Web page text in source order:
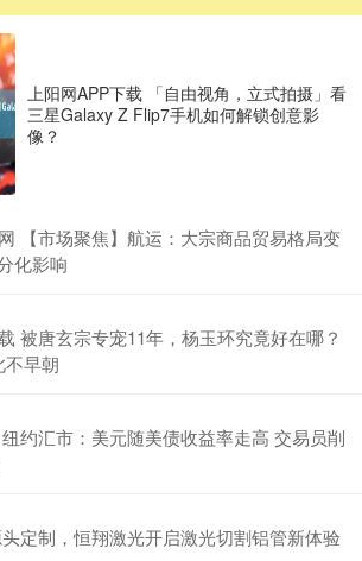
上阳网APP下载 「自由视角，立式拍摄」看
三星Galaxy Z Flip7手机如何解锁创意影
像？
【市场聚焦】航运：大宗商品贸易格局变
化影响
被唐玄宗专宠11年，杨玉环究竟好在哪？
不早朝
约汇市：美元随美债收益率走高 交易员削
定制，恒翔激光开启激光切割铝管新体验